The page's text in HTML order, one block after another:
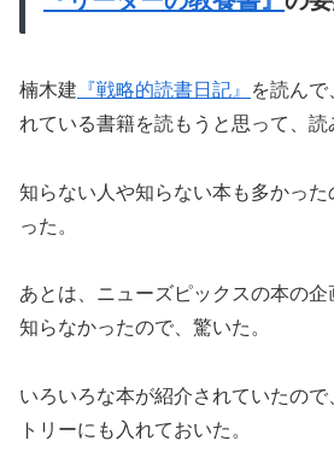
楠木建 『戦略的読書日記』
を読んで
れている書籍を読もうと思って、読
知らない人や知らない本も多かっ
った。
あとは、ニューズピックスの本の
知らなかったので、驚いた。
いろいろな本が紹介されていたの
トリーにも入れておいた。